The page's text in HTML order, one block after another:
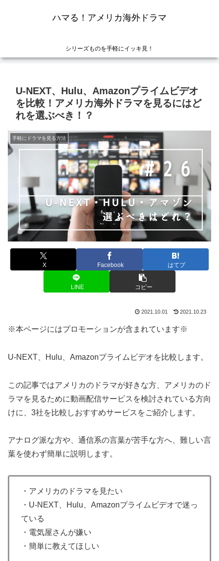
ハマる！アメリカ海外ドラマ
シリーズものを手軽にイッキ見！
U-NEXT、Hulu、Amazonプライムビデオ
を比較！アメリカ海外ドラマを見るにはど
れを選ぶべき！？
手軽にドラマを見る方法
X Facebook はてブ
LINE コピー
2021.10.01 2021.10.23
※本ページにはプロモーションが含まれています※
U-NEXT、Hulu、Amazonプライムビデオを比較します。
この記事ではアメリカのドラマが好きな方、アメリカのド
ラマを見るために動画配信サービスを検討されている方向
けに、3社を比較しおすすめサービスをご紹介します。
アナログ派な方や、通信系の言葉が苦手な方へ、難しい言
葉を使わず簡単に説明します。
・アメリカのドラマを見たい
・U-NEXT、Hulu、Amazonプライムビデオで迷っ
ている
・電気屋さんが嫌い
・簡単に教えてほしい